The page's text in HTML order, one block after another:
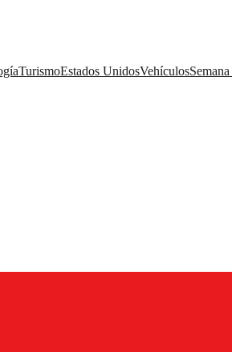
TurismoEstados UnidosVehículos